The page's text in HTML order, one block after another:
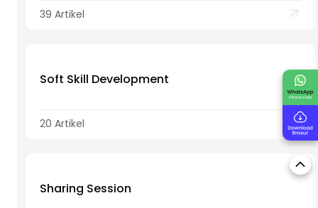
39 Artikel
Soft Skill Development
20 Artikel
Sharing Session